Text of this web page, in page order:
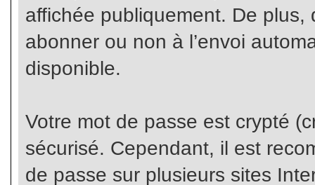
affichée publiquement. De plus,
abonner ou non à l’envoi
disponible.
Votre mot de passe est crypté
sécurisé. Cependant, il est
de passe sur plusieurs sites